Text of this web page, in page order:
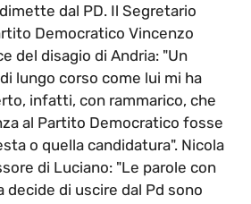
dal PD. Il Segretario
Democratico Vincenzo
del disagio di Andria: "Un
lungo corso come lui mi ha
infatti, con rammarico, che
al Partito Democratico fosse
o quella candidatura". Nicola
di Luciano: "Le parole con
decide di uscire dal Pd sono